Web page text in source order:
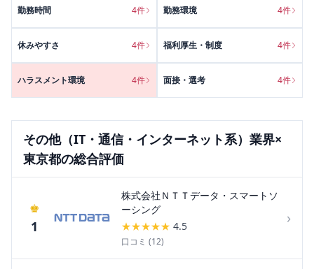
勤務時間 4件 勤務環境 4件
休みやすさ 4件 福利厚生・制度 4件
ハラスメント環境 4件 面接・選考 4件
その他（IT・通信・インターネット系） 業界×
東京都の総合評価
♚
1
株式会社ＮＴＴデータ・スマートソ
ーシング
★★★★★ 4.5
口コミ (12)
›